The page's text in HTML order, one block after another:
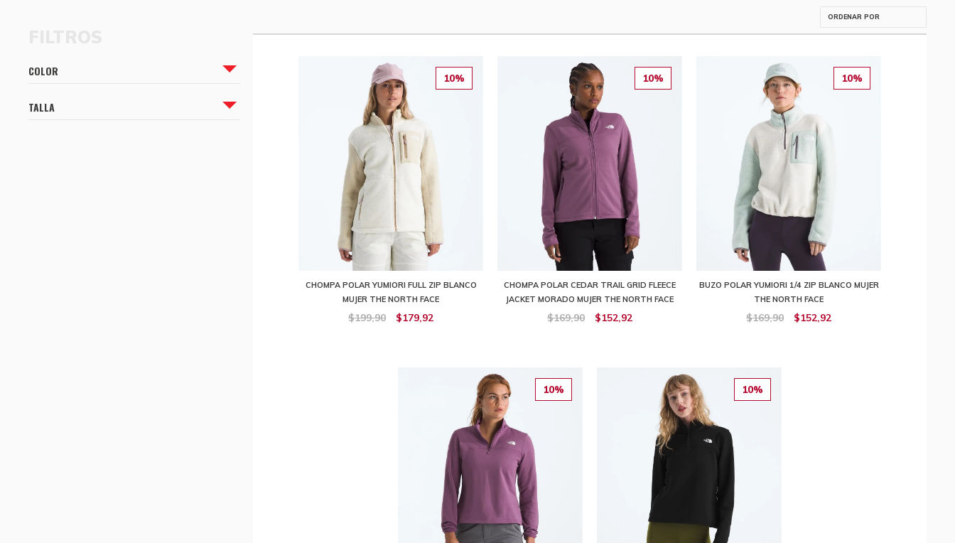
COLOR
TALLA
10%
CHOMPA POLAR YUMIORI FULL ZIP BLANCO
MUJER THE NORTH FACE
$199,90 $179,92
10%
CHOMPA POLAR CEDAR TRAIL GRID FLEECE
JACKET MORADO MUJER THE NORTH FACE
$169,90 $152,92
10%
BUZO POLAR YUMIORI 1/4 ZIP BLANCO MUJER
THE NORTH FACE
$169,90 $152,92
10% 10%